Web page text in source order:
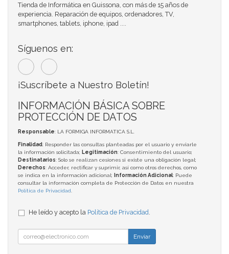
Tienda de Informática en Guissona, con más de 15 años de
experiencia. Reparación de equipos, ordenadores, TV,
smartphones, tablets, iphone, ipad ....
Síguenos en:
¡Suscríbete a Nuestro Boletín!
INFORMACIÓN BÁSICA SOBRE
PROTECCIÓN DE DATOS
Responsable: LA FORMIGA INFORMATICA S.L.
Finalidad: Responder las consultas planteadas por el usuario y enviarle
la información solicitada; Legitimación: Consentimiento del usuario;
Destinatarios: Solo se realizan cesiones si existe una obligación legal;
Derechos: Acceder, rectificar y suprimir, así como otros derechos, como
se indica en la información adicional;
Información Adicional: Puede
consultar la información completa de Protección de Datos en nuestra
Política de Privacidad
He leído y acepto la Política de Privacidad
Enviar